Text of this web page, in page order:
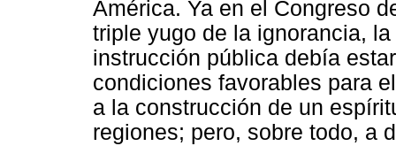
América. Ya en el Congreso
triple yugo de la ignorancia,
instrucción pública debía
condiciones favorables para
a la construcción de un
regiones; pero, sobre todo, a